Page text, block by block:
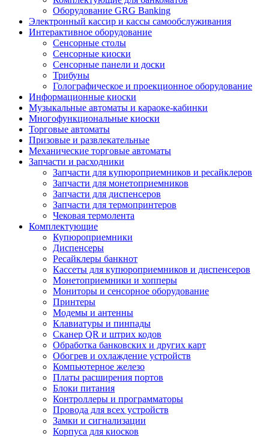
Оборудование GRG Banking
Электронный кассир и кассы самообслуживания
Интерактивное оборудование
Сенсорные столы
Сенсорные киоски
Сенсорные панели и доски
Трибуны
Голографическое и проекционное оборудование
Информационные киоски
Музыкальные автоматы и караоке-кабинки
Многофункциональные киоски
Торговые автоматы
Призовые и развлекательные
Механические торговые автоматы
Запчасти и расходники
Запчасти для купюроприемников и ресайклеров
Запчасти для монетоприемников
Запчасти для диспенсеров
Запчасти для термопринтеров
Чековая термолента
Комплектующие
Купюроприемники
Диспенсеры
Ресайклеры банкнот
Кассеты для купюроприемников и диспенсеров
Монетоприемники и хопперы
Мониторы и сенсорное оборудование
Принтеры
Модемы и антенны
Клавиатуры и пинпады
Сканер QR и штрих кодов
Обработка банковских и других карт
Обогрев и охлаждение устройств
Компьютерное железо
Платы расширения портов
Блоки питания
Контроллеры и программаторы
Провода для всех устройств
Замки и сигнализации
Корпуса для киосков